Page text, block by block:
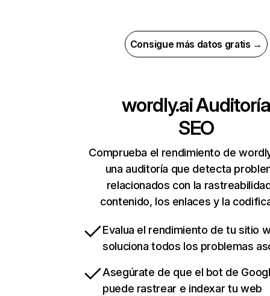
Consigue más datos gratis →
wordly.aiAuditoría
SEO
Comprueba el rendimiento de
una auditoría que detecta
relacionados con la
contenido, los enlaces y la
Evalua el rendimiento de tu sitio
soluciona todos los problemas
Asegúrate de que el bot de
puede rastrear e indexar tu web